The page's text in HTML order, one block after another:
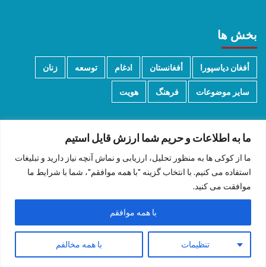
ما به اطلاعات و حریم شما ارزش قایل استیم
ما از کوکی ها به منظور تحلیل، ارزیابی و نماش آنچه نیاز دارید و تبلیغات
استفاده می کنیم. با انتخاب گزینه "با همه موافقم"، شما با شرایط ما
موافقت می کنید.
تنظیمات با همه مخالفم
با همه موافقم
بخش ها
أفغان دیاسپورا أفغانستان ادغام توسعه زنان
سایر موضوعات فرهنگ هویت
دری/پشتو English
Copyright © 2026 All rights reserved.|CoverNewsby AF